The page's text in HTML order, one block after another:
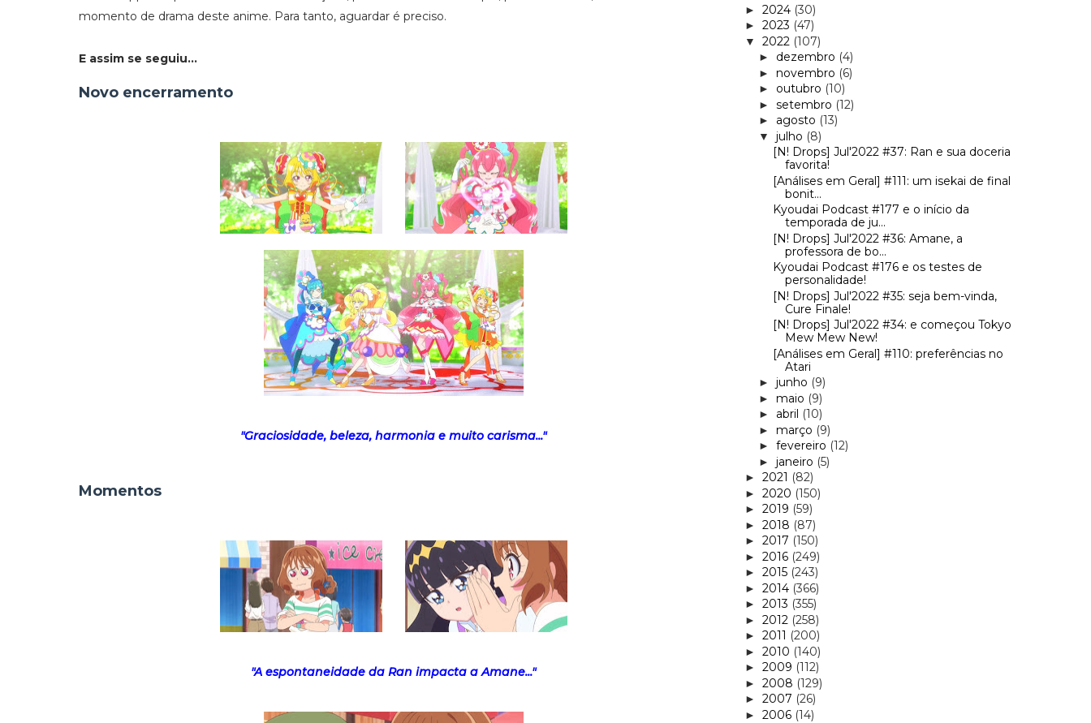
momento de drama deste anime. Para tanto, aguardar é preciso.
E assim se seguiu...
Novo encerramento
"Graciosidade, beleza, harmonia e muito carisma..."
Momentos
"A espontaneidade da Ran impacta a Amane..."
► 2024 (30)
► 2023 (47)
▼ 2022 (107)
► dezembro (4)
► novembro (6)
► outubro (10)
► setembro (12)
► agosto (13)
▼ julho (8)
[N! Drops] Jul'2022 #37: Ran e sua doceria
favorita!
[Análises em Geral] #111: um isekai de final
bonit...
Kyoudai Podcast #177 e o início da
temporada de ju...
[N! Drops] Jul'2022 #36: Amane, a
professora de bo...
Kyoudai Podcast #176 e os testes de
personalidade!
[N! Drops] Jul'2022 #35: seja bem-vinda,
Cure Finale!
[N! Drops] Jul'2022 #34: e começou Tokyo
Mew Mew New!
[Análises em Geral] #110: preferências no
Atari
► junho (9)
► maio (9)
► abril (10)
► março (9)
► fevereiro (12)
► janeiro (5)
► 2021 (82)
► 2020 (150)
► 2019 (59)
► 2018 (87)
► 2017 (150)
► 2016 (249)
► 2015 (243)
► 2014 (366)
► 2013 (355)
► 2012 (258)
► 2011 (200)
► 2010 (140)
► 2009 (112)
► 2008 (129)
► 2007 (26)
► 2006 (14)